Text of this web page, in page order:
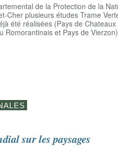
de la Protection de la
Cher plusieurs études Trame
été réalisées (Pays de
Romorantinais et Pays de
sur les paysages